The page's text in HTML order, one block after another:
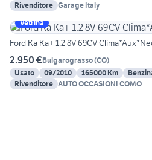
Rivenditore Garage Italy
Vetrina
Ford Ka Ka+ 1.2 8V 69CV
2.950 €Bulgarograsso(CO)
Usato
09/2010 165000 Km
Rivenditore AUTO OCCASIONI COMO